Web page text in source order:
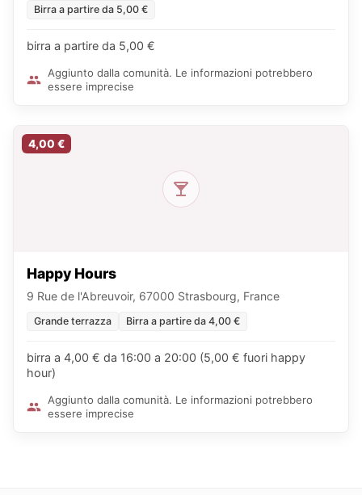
Birra a partire da 5,00 €
birra a partire da 5,00 €
Aggiunto dalla comunità. Le informazioni potrebbero
essere imprecise
4,00 €
Happy Hours
9 Rue de l'Abreuvoir, 67000 Strasbourg, France
Grande terrazza Birra a partire da 4,00 €
birra a 4,00 € da 16:00 a 20:00 (5,00 € fuori happy
hour)
Aggiunto dalla comunità. Le informazioni potrebbero
essere imprecise